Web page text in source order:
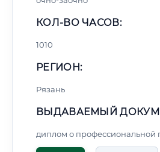
КОЛ-ВО ЧАСОВ:
1010
РЕГИОН:
Рязань
ВЫДАВАЕМЫЙ
диплом о профессиональной